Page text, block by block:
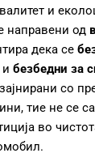
и
направени од
дека се
и безбедни за
со
тие не се
во